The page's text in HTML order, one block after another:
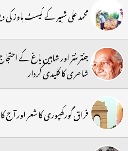
محمد علی شبیر کے گیسٹ ہاوز کی
جنتر منتر اور شاہین باغ کے
شاعری کا کلیدی کردار
فراق گورکھپوری کا شعر اور آج